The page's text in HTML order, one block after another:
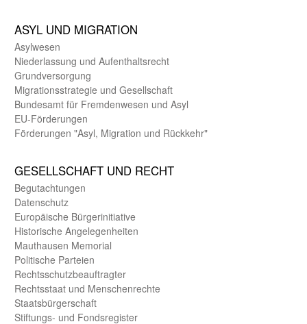
ASYL UND MIGRA­TION
Asyl­wesen
Nieder­lassung und Aufent­halts­recht
Grund­versorgung
Migrations­strategie und Gesell­schaft
Bundes­amt für Fremden­wesen und Asyl
EU-Förde­rungen
Förderungen "Asyl, Migration und Rückkehr"
GE­SELL­SCHAFT UND RECHT
Begut­achtungen
Daten­schutz
Europäische Bürger­initiative
Historische Angelegen­heiten
Mauthausen Memorial
Politische Parteien
Rechts­schutz­beauftragter
Rechts­staat und Menschen­rechte
Staats­bürger­schaft
Stiftungs- und Fonds­register